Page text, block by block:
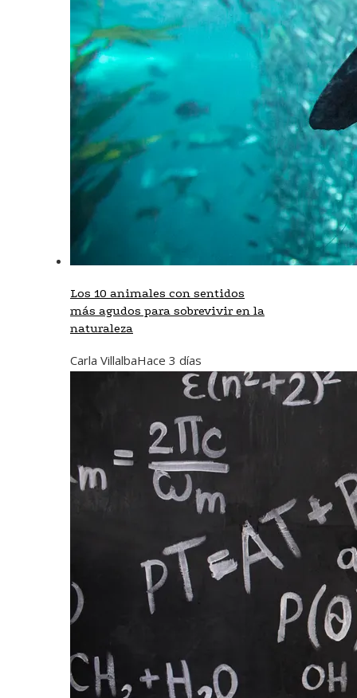
Los 10 animales con sentidos
más agudos para sobrevivir en la
naturaleza
Carla VillalbaHace 3 días